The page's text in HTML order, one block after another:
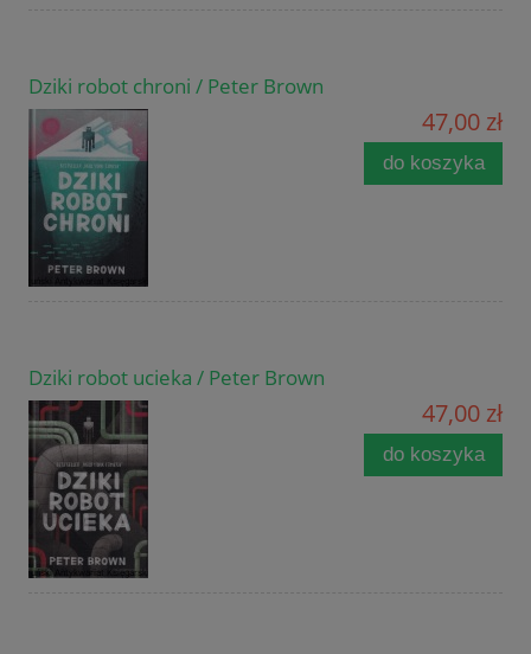
Dziki robot chroni / Peter Brown
47,00 zł
do koszyka
Dziki robot ucieka / Peter Brown
47,00 zł
do koszyka